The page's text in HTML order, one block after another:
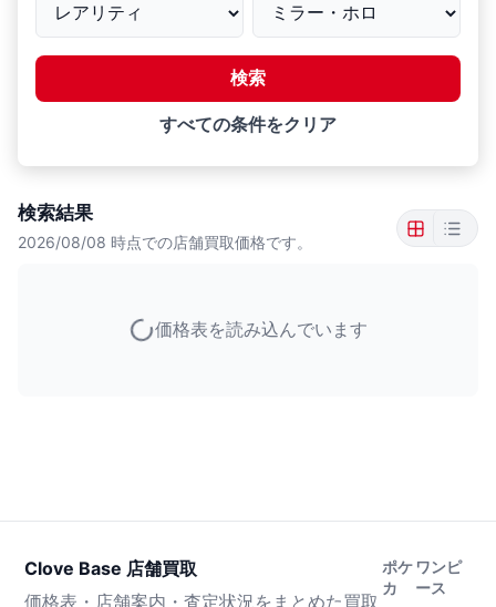
検索
すべての条件をクリア
検索結果
2026/08/08 時点での店舗買取価格です。
価格表を読み込んでいます
Clove Base 店舗買取
価格表・店舗案内・査定状況をまとめた買取
ポケ
カ
ワンピ
ース